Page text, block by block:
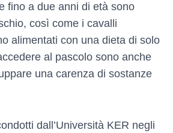
fino a due anni di età sono
così come i cavalli
alimentati con una dieta di solo
al pascolo sono anche
una carenza di sostanze
dall’Università KER negli